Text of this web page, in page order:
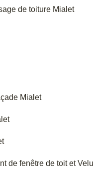
de toiture Mialet
Mialet
de fenêtre de toit et